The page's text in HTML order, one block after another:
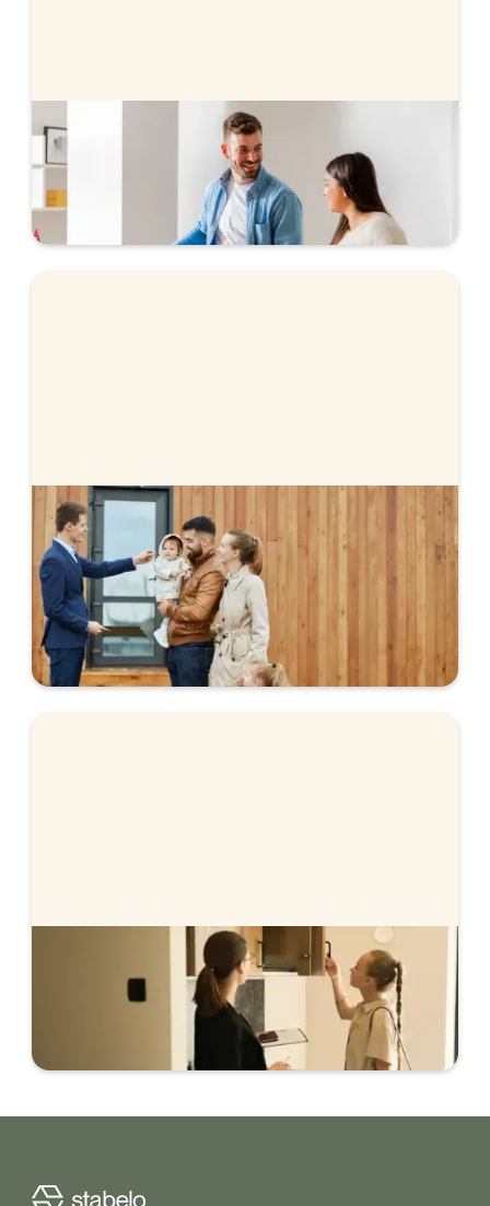
Bolån när du köper bostad
Vi hjälper dig med bolånet när du köper bostad.
Ansök helt digitalt och få svar direkt.
Handpenningslån
När du köper en bostad ska du betala 10 % av
köpeskillingen i handpenning inom en vecka. Det
går bra att låna till handpenningen med ett
tillfälligt handpenningslån.
Köpa eller sälja först?
Lär dig mer om för- och nackdelarna när du
väljer om du ska köpa eller sälja först.